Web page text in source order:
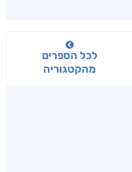
לכל הספרים
מהקטגוריה